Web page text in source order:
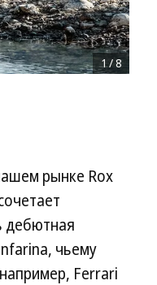
1/8
рынке Rox
дебютная
чьему
Ferrari